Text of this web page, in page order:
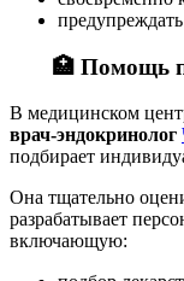
🏥 Помощь
В медицинском
врач-эндокринолог
подбирает
Она тщательно
разрабатывает
включающую: